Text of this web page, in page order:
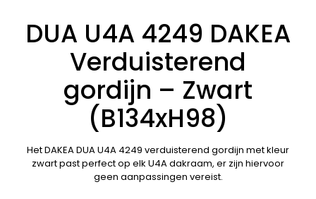
DUA U4A 4249 DAKEA
Verduisterend
gordijn – Zwart
(B134xH98)
Het DAKEA DUA U4A 4249 verduisterend gordijn met kleur
zwart past perfect op elk U4A dakraam, er zijn hiervoor
geen aanpassingen vereist.